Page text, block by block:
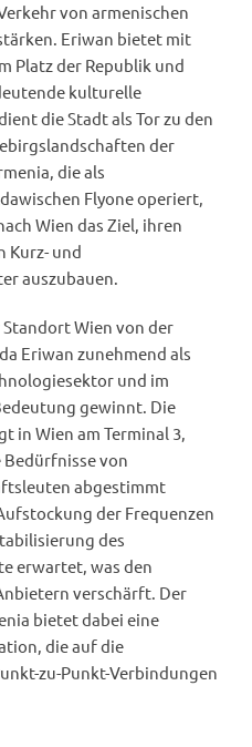
von armenischen
Eriwan bietet mit
Platz der Republik und
kulturelle
die Stadt als Tor zu den
der
die als
Flyone operiert,
Wien das Ziel, ihren
Kurz- und
auszubauen.
Wien von der
Eriwan zunehmend als
und im
gewinnt. Die
in Wien am Terminal 3,
von
abgestimmt
der Frequenzen
des
erwartet, was den
verschärft. Der
bietet dabei eine
die auf die
zu-Punkt-Verbindungen